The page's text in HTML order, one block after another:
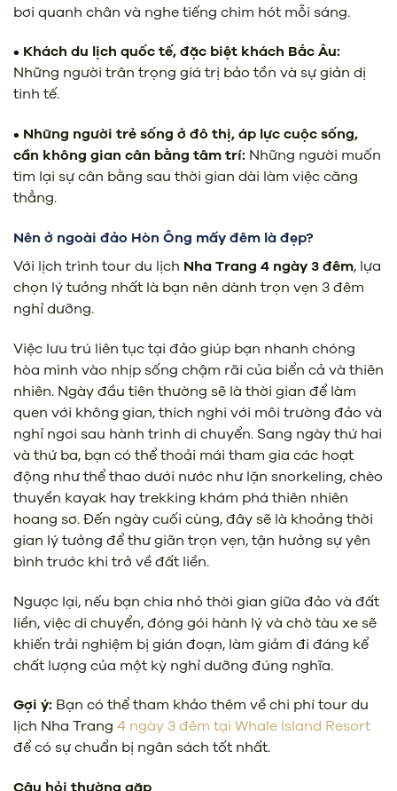
bơi quanh chân và nghe tiếng chim hót mỗi sáng.
• Khách du lịch quốc tế, đặc biệt khách Bắc Âu:
Những người trân trọng giá trị bảo tồn và sự giản dị
tinh tế.
• Những người trẻ sống ở đô thị, áp lực cuộc sống,
cần không gian cân bằng tâm trí: Những người muốn
tìm lại sự cân bằng sau thời gian dài làm việc căng
thẳng.
Nên ở ngoài đảo Hòn Ông mấy đêm là đẹp?
Với lịch trình tour du lịch Nha Trang 4 ngày 3 đêm, lựa
chọn lý tưởng nhất là bạn nên dành trọn vẹn 3 đêm
nghỉ dưỡng.
Việc lưu trú liên tục tại đảo giúp bạn nhanh chóng
hòa mình vào nhịp sống chậm rãi của biển cả và thiên
nhiên. Ngày đầu tiên thường sẽ là thời gian để làm
quen với không gian, thích nghi với môi trường đảo và
nghỉ ngơi sau hành trình di chuyển. Sang ngày thứ hai
và thứ ba, bạn có thể thoải mái tham gia các hoạt
động như thể thao dưới nước như lặn snorkeling, chèo
thuyền kayak hay trekking khám phá thiên nhiên
hoang sơ. Đến ngày cuối cùng, đây sẽ là khoảng thời
gian lý tưởng để thư giãn trọn vẹn, tận hưởng sự yên
bình trước khi trở về đất liền.
Ngược lại, nếu bạn chia nhỏ thời gian giữa đảo và đất
liền, việc di chuyển, đóng gói hành lý và chờ tàu xe sẽ
khiến trải nghiệm bị gián đoạn, làm giảm đi đáng kể
chất lượng của một kỳ nghỉ dưỡng đúng nghĩa.
Gợi ý: Bạn có thể tham khảo thêm về chi phí tour du
lịch Nha Trang 4 ngày 3 đêm tại Whale Island Resort
để có sự chuẩn bị ngân sách tốt nhất.
Câu hỏi thường gặp